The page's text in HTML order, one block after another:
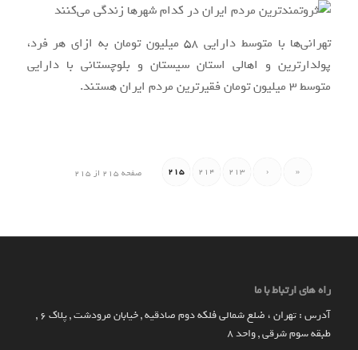
تهرانی‌ها با متوسط دارایی ۵۸ میلیون تومان به ازای هر فرد،
پولدارترین و اهالی استان سیستان و بلوچستانی با دارایی
متوسط ۳ میلیون تومان فقیرترین مردم ایران هستند.
صفحه 215 از 215 «
‹
213
214
215
راه های ارتباط با ما
آدرس : تهران ، ضلع شمالی فلکه دوم صادقیه , خیابان مرودشت , پلاک ۶ ,
طبقه سوم شرقی , واحد ۸